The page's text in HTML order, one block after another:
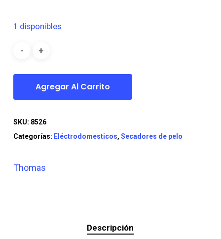
original
era:
1 disponibles
Agregar Al Carrito
SKU: 8526
Categorías: Eléctrodomesticos, Secadores de pelo
Thomas
Descripción